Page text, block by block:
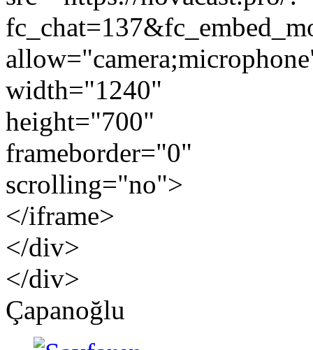
width="1240"
height="700"
frameborder="0"
scrolling="no">
</iframe>
</div>
</div>
Çapanoğlu